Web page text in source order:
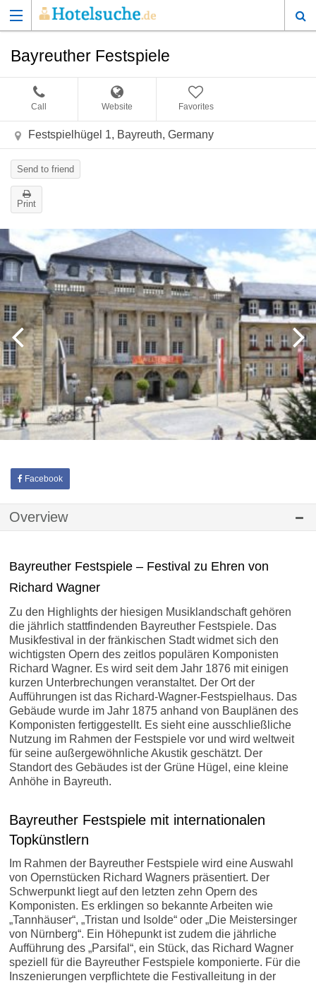
Bayreuther Festspiele
Call Website Favorites
Festspielhügel 1, Bayreuth, Germany
Send to friend
Print
Facebook
Overview
Bayreuther Festspiele – Festival zu Ehren von
Richard Wagner
Zu den Highlights der hiesigen Musiklandschaft gehören
die jährlich stattfindenden Bayreuther Festspiele. Das
Musikfestival in der fränkischen Stadt widmet sich den
wichtigsten Opern des zeitlos populären Komponisten
Richard Wagner. Es wird seit dem Jahr 1876 mit einigen
kurzen Unterbrechungen veranstaltet. Der Ort der
Aufführungen ist das Richard-Wagner-Festspielhaus. Das
Gebäude wurde im Jahr 1875 anhand von Bauplänen des
Komponisten fertiggestellt. Es sieht eine ausschließliche
Nutzung im Rahmen der Festspiele vor und wird weltweit
für seine außergewöhnliche Akustik geschätzt. Der
Standort des Gebäudes ist der Grüne Hügel, eine kleine
Anhöhe in Bayreuth.
Bayreuther Festspiele mit internationalen
Topkünstlern
Im Rahmen der Bayreuther Festspiele wird eine Auswahl
von Opernstücken Richard Wagners präsentiert. Der
Schwerpunkt liegt auf den letzten zehn Opern des
Komponisten. Es erklingen so bekannte Arbeiten wie
„Tannhäuser“, „Tristan und Isolde“ oder „Die Meistersinger
von Nürnberg“. Ein Höhepunkt ist zudem die jährliche
Aufführung des „Parsifal“, ein Stück, das Richard Wagner
speziell für die Bayreuther Festspiele komponierte. Für die
Inszenierungen verpflichtete die Festivalleitung in der